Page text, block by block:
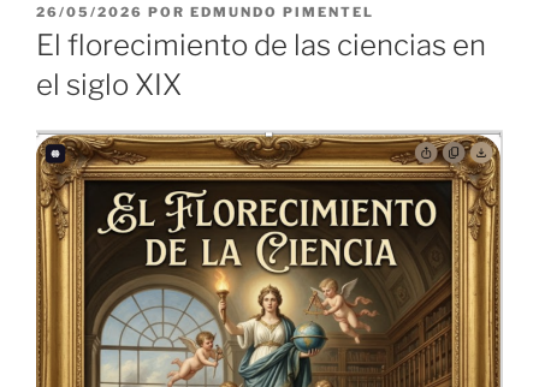
PUBLICADO
EL
26/05/2026 POR EDMUNDO PIMENTEL
El florecimiento de las ciencias en
el siglo XIX